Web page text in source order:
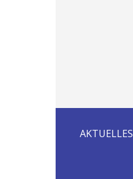
AKTUELLES